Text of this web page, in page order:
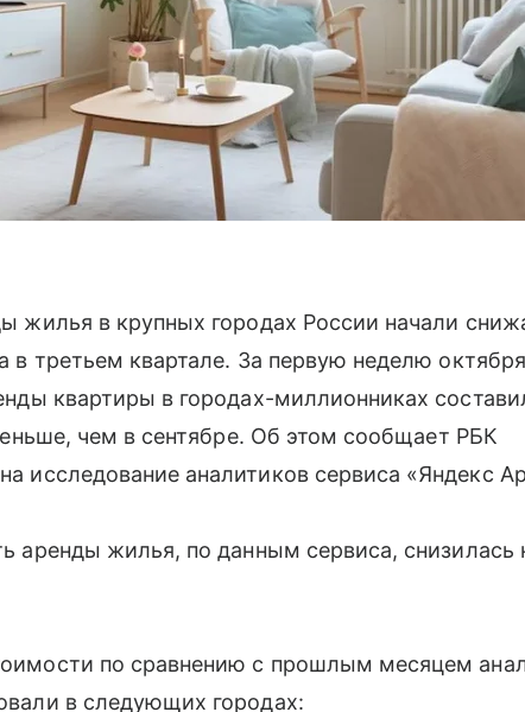
жилья в крупных городах России начали
в третьем квартале. За первую неделю
квартиры в городах-миллионниках
чем в сентябре. Об этом сообщает РБК
исследование аналитиков сервиса «Яндекс
аренды жилья, по данным сервиса, снизилась
по сравнению с прошлым месяцем
в следующих городах: